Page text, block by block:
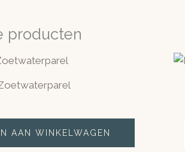
producten
AAN WINKELWAGEN